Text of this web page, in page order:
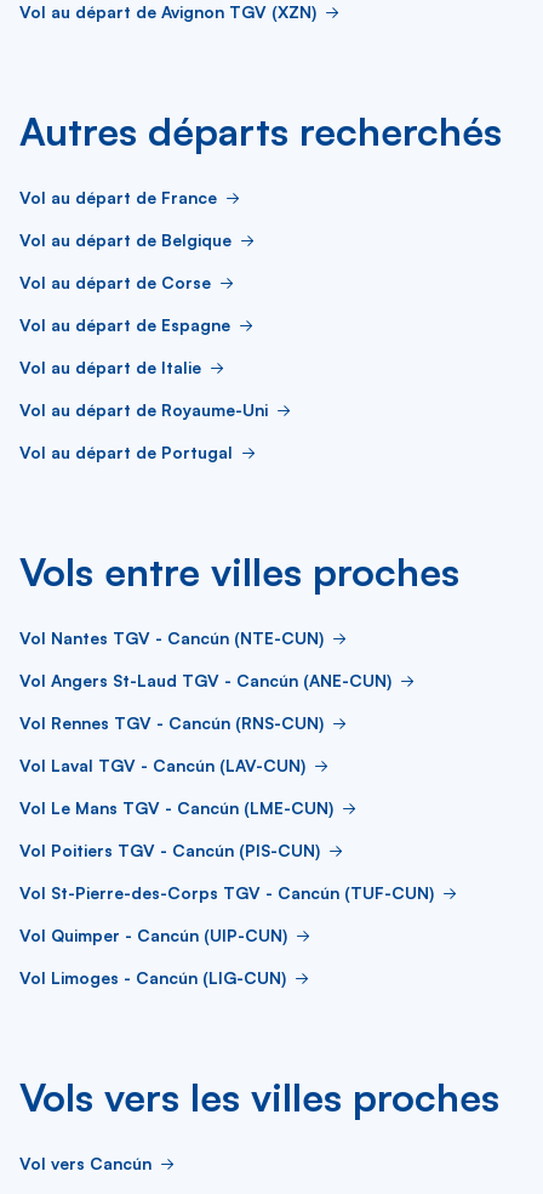
Vol au départ de Avignon TGV (XZN)
Autres départs recherchés
Vol au départ de France
Vol au départ de Belgique
Vol au départ de Corse
Vol au départ de Espagne
Vol au départ de Italie
Vol au départ de Royaume-Uni
Vol au départ de Portugal
Vols entre villes proches
Vol Nantes TGV - Cancún (NTE-CUN)
Vol Angers St-Laud TGV - Cancún (ANE-CUN)
Vol Rennes TGV - Cancún (RNS-CUN)
Vol Laval TGV - Cancún (LAV-CUN)
Vol Le Mans TGV - Cancún (LME-CUN)
Vol Poitiers TGV - Cancún (PIS-CUN)
Vol St-Pierre-des-Corps TGV - Cancún (TUF-CUN)
Vol Quimper - Cancún (UIP-CUN)
Vol Limoges - Cancún (LIG-CUN)
Vols vers les villes proches
Vol vers Cancún